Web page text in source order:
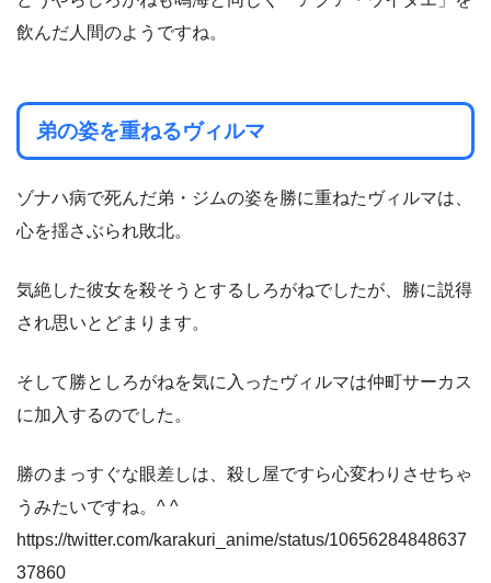
飲んだ人間のようですね。
弟の姿を重ねるヴィルマ
ゾナハ病で死んだ弟・ジムの姿を勝に重ねたヴィルマは、
心を揺さぶられ敗北。
気絶した彼女を殺そうとするしろがねでしたが、勝に説得
され思いとどまります。
そして勝としろがねを気に入ったヴィルマは仲町サーカス
に加入するのでした。
勝のまっすぐな眼差しは、殺し屋ですら心変わりさせちゃ
うみたいですね。^ ^
https://twitter.com/karakuri_anime/status/10656284848637
37860